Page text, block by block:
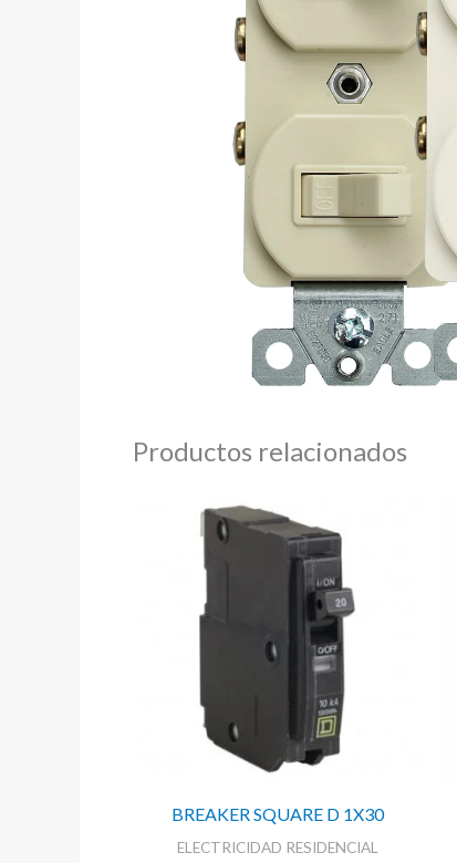
Productos relacionados
BREAKER SQUARE D 1X30
ELECTRICIDAD RESIDENCIAL